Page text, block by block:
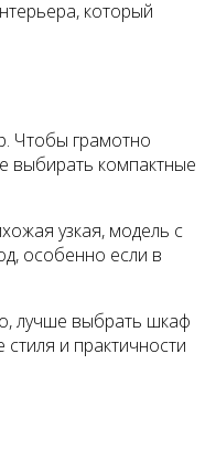
который
Чтобы грамотно
выбирать компактные
узкая, модель с
особенно если в
лучше выбрать шкаф
и практичности